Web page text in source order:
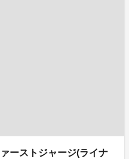
ーストジャージ(ライナ